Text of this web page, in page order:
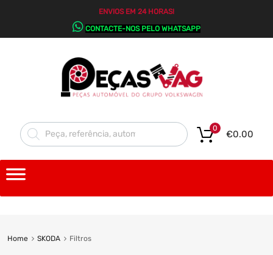
ENVIOS EM 24 HORAS!
CONTACTE-NOS PELO WHATSAPP
€0.00
0
Home SKODA Filtros